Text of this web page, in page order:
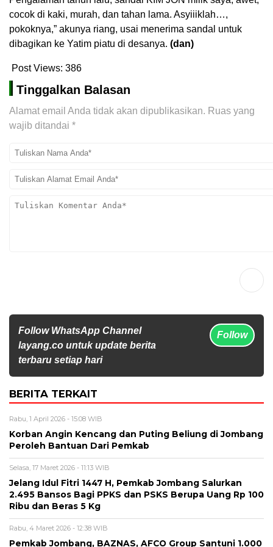
cocok di kaki, murah, dan tahan lama. Asyiiiklah…,
pokoknya,” akunya riang, usai menerima sandal untuk
dibagikan ke Yatim piatu di desanya. (dan)
Post Views: 386
Tinggalkan Balasan
Alamat email Anda tidak akan dipublikasikan. Ruas yang
wajib ditandai *
Follow WhatsApp Channel
layang.co untuk update berita
terbaru setiap hari
Follow
BERITA TERKAIT
Rabu, 1 April 2026 - 15:08 WIB
Korban Angin Kencang dan Puting Beliung di Jombang
Peroleh Bantuan Dari Pemkab
Selasa, 17 Maret 2026 - 11:13 WIB
Jelang Idul Fitri 1447 H, Pemkab Jombang Salurkan
2.495 Bansos Bagi PPKS dan PSKS Berupa Uang Rp 100
Ribu dan Beras 5 Kg
Rabu, 4 Maret 2026 - 12:38 WIB
Pemkab Jombang, BAZNAS, AFCO Group Santuni 1.000